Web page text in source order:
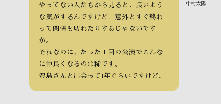
中村太陽
やってない人たちから見ると、長いよう
な気がするんですけど、意外とすぐ終わ
って関係も切れたりするじゃないです
か。
それなのに、たった１回の公演でこんな
に仲良くなるのは稀です。
豊島さんと出会って1年ぐらいですけど。